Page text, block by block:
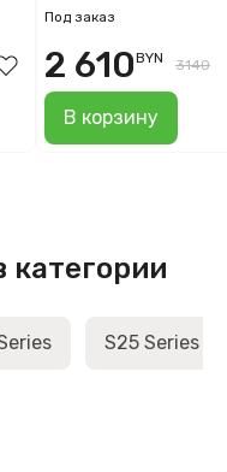
SM-S938B
(серебряный
Под заказ
В корзину
2 610BYN 3140
категории
S25 Series